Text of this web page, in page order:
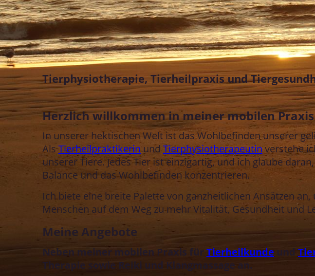
Tierphysiotherapie, Tierheilpraxis und
Herzlich willkommen in meiner mobilen
In unserer hektischen Welt ist das Wohlbefinden unserer
AlsTierheilpraktikerin und Tierphysiotherapeutin verstehe
unserer Tiere. Jedes Tier ist einzigartig, und ich glaube
Balance und das Wohlbefinden konzentrieren.
Ich biete eine breite Palette von ganzheitlichen Ansätzen
Menschen auf dem Weg zu mehr Vitalität, Gesundheit und
Meine Angebote
Neben meiner mobilen Praxis für Tierheilkunde und
Therapie sowie Reiki und Klangmassage an.